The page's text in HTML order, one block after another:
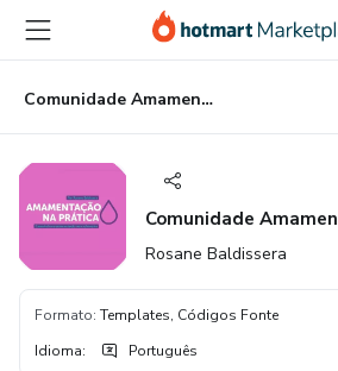
para
conteúdo
principal
para
pagamento
para
rodapé
Comunidade Amamentação na Prática
Comunidade
Rosane Baldissera
Formato: Templates, Códigos Fonte
Idioma: Português